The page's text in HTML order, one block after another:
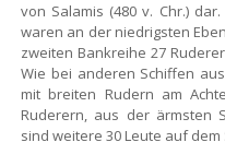
von Salamis (480 v. Chr.)
waren an der niedrigsten
zweiten Bankreihe 27
Wie bei anderen Schiffen
mit breiten Rudern am
Ruderern, aus der ärmsten
sind weitere 30 Leute auf dem